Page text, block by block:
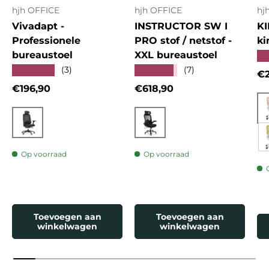
hjh OFFICE
Vivadapt -
Professionele
bureaustoel
(3)
Reguliere prijs
€196,90
Zwart
Op voorraad
Toevoegen aan
winkelwagen
hjh OFFICE
INSTRUCTOR SW I
PRO stof / netstof -
XXL bureaustoel
(7)
Reguliere prijs
€618,90
Zwart
Op voorraad
Toevoegen aan
winkelwagen